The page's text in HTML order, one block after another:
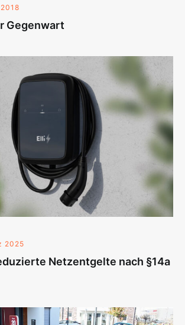
Gegenwart
2025
Netzentgelte nach §14a